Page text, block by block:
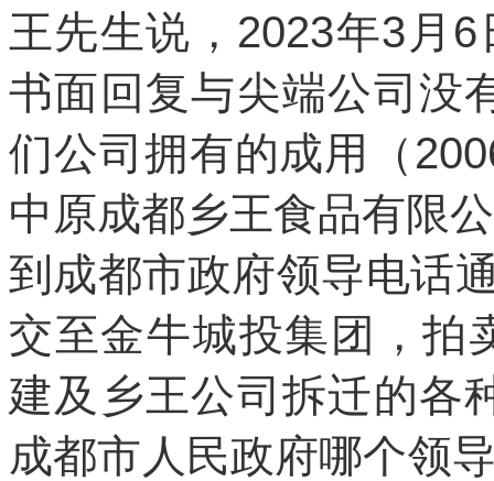
王先生说，2023年3月
书面回复与尖端公司没
们公司拥有的成用（
中原成都乡王食品有限
到成都市政府领导电话
交至金牛城投集团，拍
建及乡王公司拆迁的各
成都市人民政府哪个领